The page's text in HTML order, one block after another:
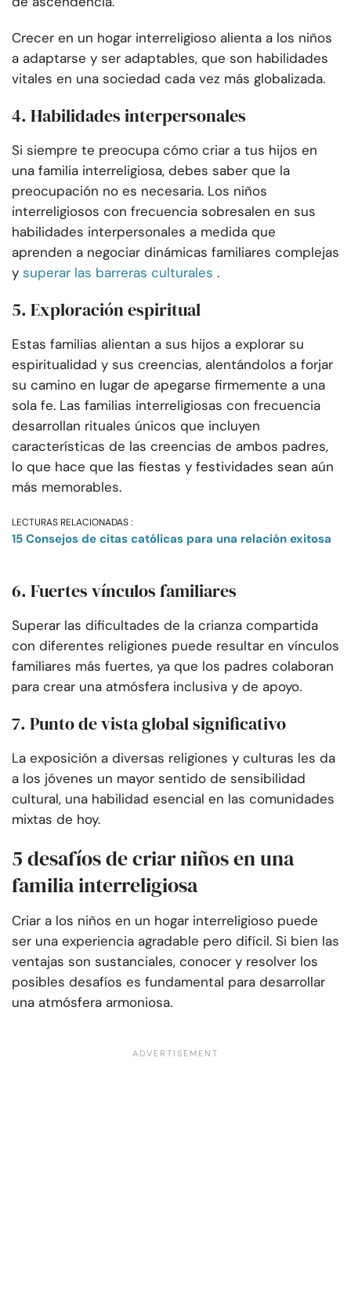
Crecer en un hogar interreligioso alienta a los niños
a adaptarse y ser adaptables, que son habilidades
vitales en una sociedad cada vez más globalizada.
4. Habilidades interpersonales
Si siempre te preocupa cómo criar a tus hijos en
una familia interreligiosa, debes saber que la
preocupación no es necesaria. Los niños
interreligiosos con frecuencia sobresalen en sus
habilidades interpersonales a medida que
aprenden a negociar dinámicas familiares complejas
y superar las barreras culturales .
5. Exploración espiritual
Estas familias alientan a sus hijos a explorar su
espiritualidad y sus creencias, alentándolos a forjar
su camino en lugar de apegarse firmemente a una
sola fe. Las familias interreligiosas con frecuencia
desarrollan rituales únicos que incluyen
características de las creencias de ambos padres,
lo que hace que las fiestas y festividades sean aún
más memorables.
LECTURAS RELACIONADAS :
15 Consejos de citas católicas para una relación exitosa
6. Fuertes vínculos familiares
Superar las dificultades de la crianza compartida
con diferentes religiones puede resultar en vínculos
familiares más fuertes, ya que los padres colaboran
para crear una atmósfera inclusiva y de apoyo.
7. Punto de vista global significativo
La exposición a diversas religiones y culturas les da
a los jóvenes un mayor sentido de sensibilidad
cultural, una habilidad esencial en las comunidades
mixtas de hoy.
5 desafíos de criar niños en una
familia interreligiosa
Criar a los niños en un hogar interreligioso puede
ser una experiencia agradable pero difícil. Si bien las
ventajas son sustanciales, conocer y resolver los
posibles desafíos es fundamental para desarrollar
una atmósfera armoniosa.